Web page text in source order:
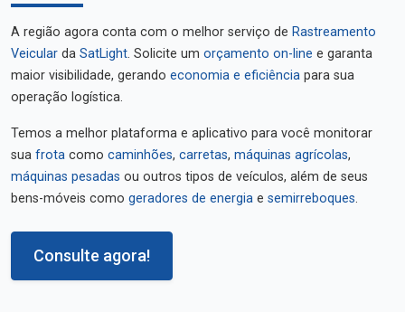
A região agora conta com o melhor serviço de Rastreamento
Veicular da SatLight. Solicite um orçamento on-line e garanta
maior visibilidade, gerando economia e eficiência para sua
operação logística.
Temos a melhor plataforma e aplicativo para você monitorar
sua frota como caminhões, carretas, máquinas agrícolas,
máquinas pesadas ou outros tipos de veículos, além de seus
bens-móveis como geradores de energia e semirreboques.
Consulte agora!